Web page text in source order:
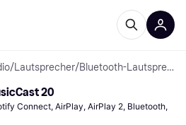
/Lautsprecher/ Bluetooth-Lautsprecher
20
Connect, AirPlay, AirPlay 2, Bluetooth,